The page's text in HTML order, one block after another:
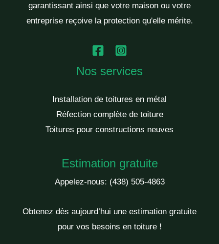
garantissant ainsi que votre maison ou votre
entreprise reçoive la protection qu'elle mérite.
Nos services
Installation de toitures en métal
Réfection complète de toiture
Toitures pour constructions neuves
Estimation gratuite
Appelez-nous: (438) 505-4863
Obtenez dès aujourd’hui une estimation gratuite
pour vos besoins en toiture !